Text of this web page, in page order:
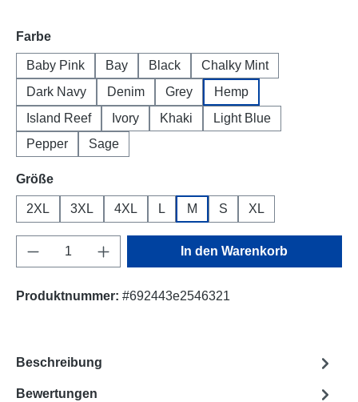
Farbeauswählen
Baby Pink Bay Black
Chalky Mint
Dark Navy
Denim Grey
Hemp
Island Reef
Ivory Khaki
Light Blue
Pepper
Sage
Größeauswählen
2XL 3XL 4XL L M S XL
Produkt Anzahl: Gib den gewünschten
In den Warenkorb
Produktnummer: #692443e2546321
Beschreibung
Bewertungen